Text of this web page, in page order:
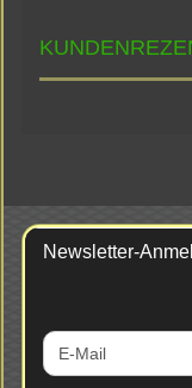
Newsletter-
WEITER
ZUR
E-
Mail